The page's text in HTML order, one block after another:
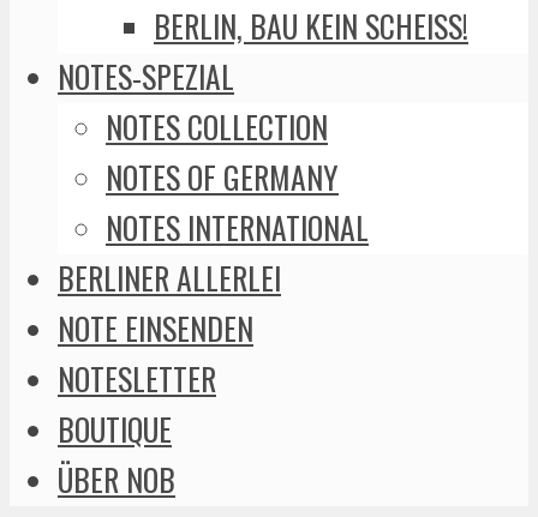
BERLIN, BAU KEIN SCHEISS!
NOTES-SPEZIAL
NOTES COLLECTION
NOTES OF GERMANY
NOTES INTERNATIONAL
BERLINER ALLERLEI
NOTE EINSENDEN
NOTESLETTER
BOUTIQUE
ÜBER NOB